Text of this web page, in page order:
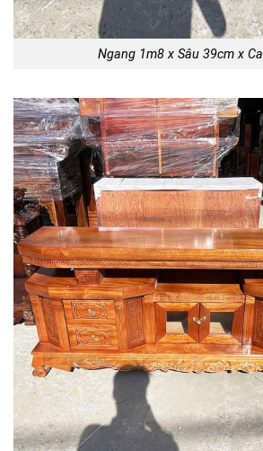
Ngang 1m8 x Sâu 39cm x